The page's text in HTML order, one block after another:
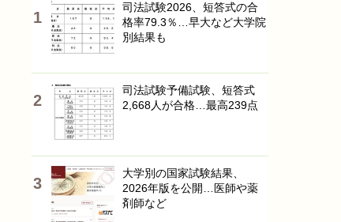
司法試験2026、短答式の合
格率79.3％…早大など大学院
別結果も
司法試験予備試験、短答式
2,668人が合格…最高239点
大学別の国家試験結果、
2026年版を公開…医師や薬
剤師など